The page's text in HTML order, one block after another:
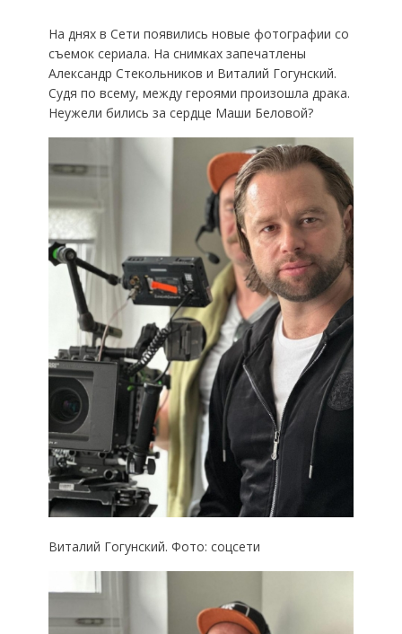
На днях в Сети появились новые фотографии со
съемок сериала. На снимках запечатлены
Александр Стекольников и Виталий Гогунский.
Судя по всему, между героями произошла драка.
Неужели бились за сердце Маши Беловой?
Виталий Гогунский. Фото: соцсети